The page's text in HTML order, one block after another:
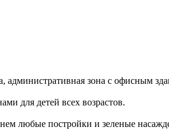
административная зона с офисным
для детей всех возрастов.
любые постройки и зеленые